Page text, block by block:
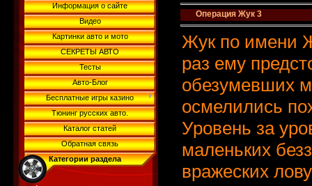
Информация о сайте
Видео
Картинки авто и мото
СЕКРЕТЫ АВТО
Тесты
Авто-Блог
Бесплатные игры казино
Тюнинг русских авто.
Каталог статей
Обратная связь
Категории раздела
Операция Жук 3
Жук по имени
раз ему
обезумевших
осмелились
Уровень за
маленьких
вражеских